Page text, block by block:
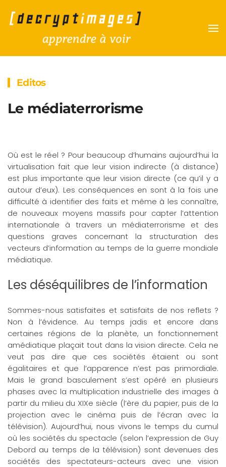
Accéder au contenu principal
Editos
Le médiaterrorisme
Où est le réel ? Pour beaucoup d’humains aujourd’hui la
virtualisation fait que leur vision indirecte (à distance)
est plus importante que leur vision directe (ce qu’il y a
autour d’eux). Les conséquences en sont à la fois une
difficulté à identifier des faits et même à les connaître,
de nouveaux moyens massifs pour capter l’attention
internationale à travers un médiaterrorisme et des
questions graves concernant la structuration des
vecteurs d’information au temps de la guerre mondiale
médiatique.
Les déséquilibres de l’information
Sommes-nous satisfaites et satisfaits de nos reflets ?
Non à l’évidence. Au temps jadis et encore dans
certaines régions de la planète, un fonctionnement
amédiatique plaçait tout dans la vision directe. Cela ne
veut pas dire que ces sociétés étaient ou sont
égalitaires et que l’apparence n’est pas primordiale.
Mais le grand basculement s’est opéré en plusieurs
phases avec la multiplication industrielle des images à
partir du milieu du XIXe siècle (l’ère du papier, puis de la
projection avec le cinéma puis de l’écran avec la
télévision). Aujourd’hui, nous vivons le temps du cumul
où les sociétés du spectacle (selon l’expression de Guy
Debord au temps de la télévision) sont devenues des
sociétés des spectateurs-acteurs avec une vision